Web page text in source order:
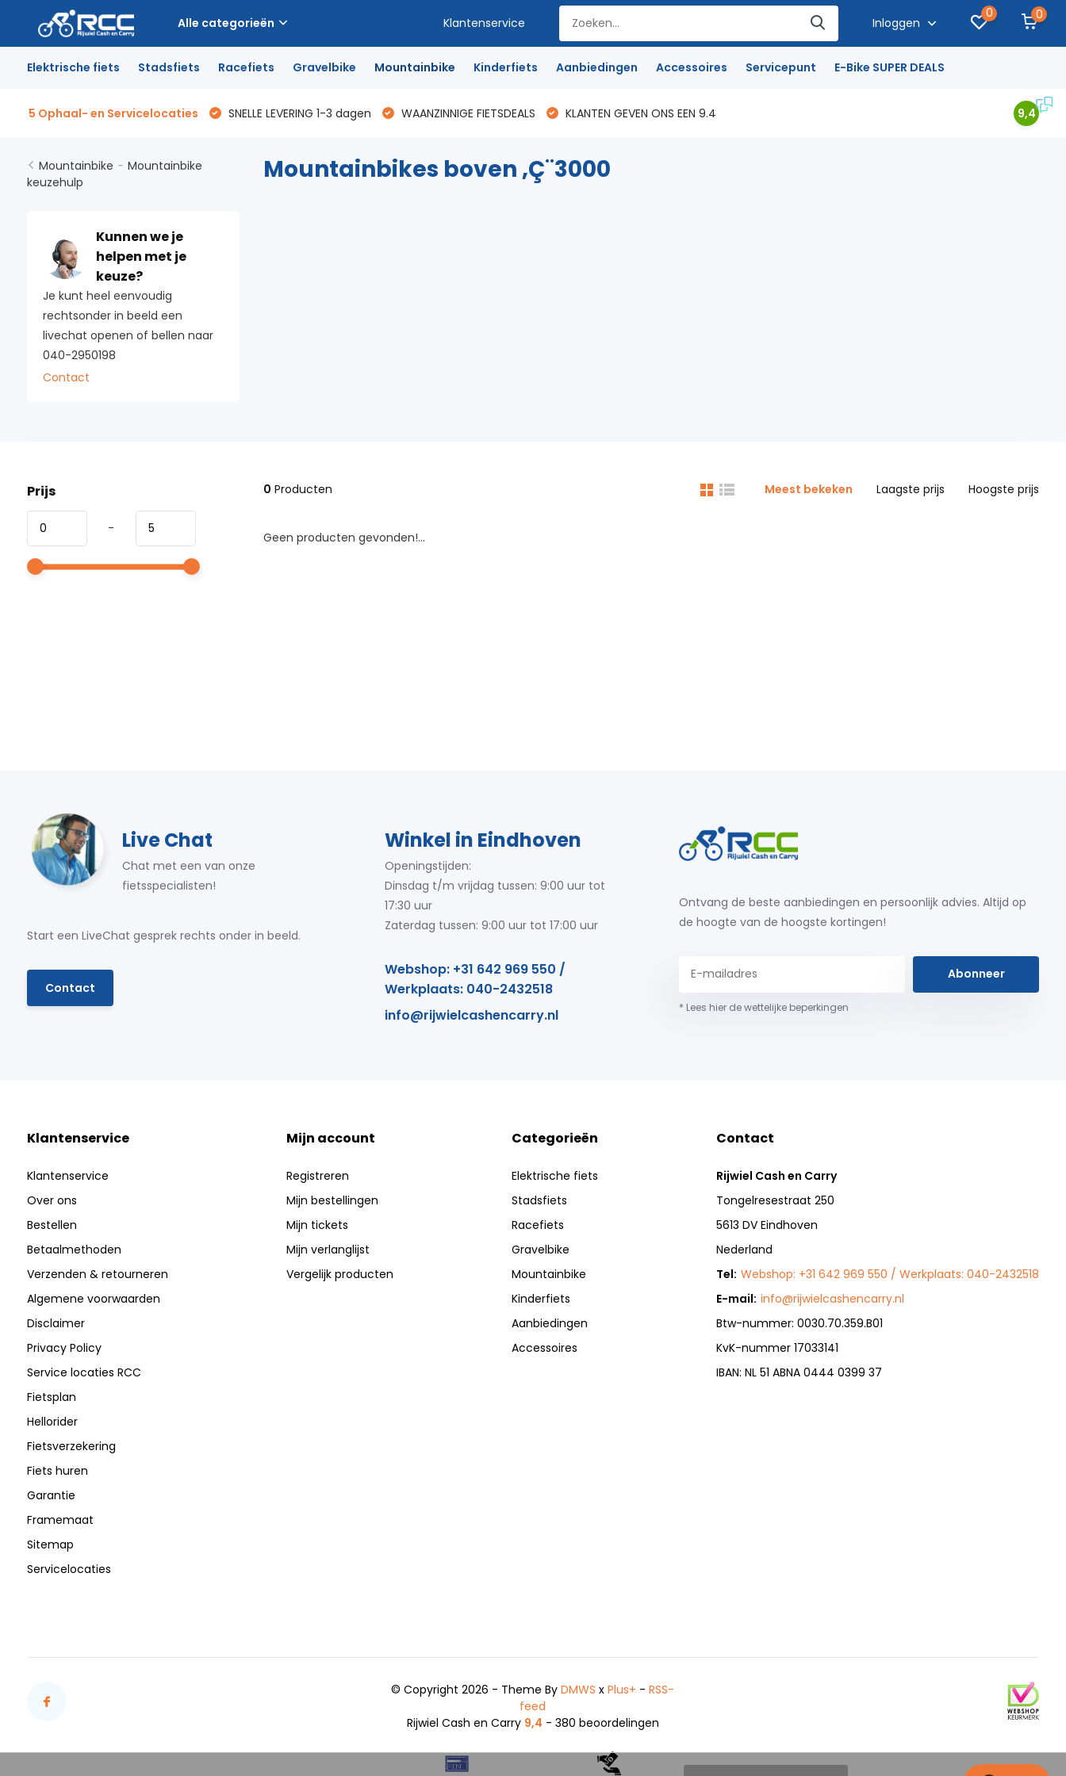
Alle categorieën Klantenservice Inloggen
0 0
Elektrische fiets Stadsfiets Racefiets Gravelbike Mountainbike Kinderfiets Aanbiedingen Accessoires Servicepunt E-Bike SUPER DEALS
5 Ophaal- en Servicelocaties SNELLE LEVERING 1-3 dagen WAANZINNIGE FIETSDEALS KLANTEN GEVEN ONS EEN 9.4 9,4
Mountainbike - Mountainbike
keuzehulp
Kunnen we je
helpen met je
keuze?
Je kunt heel eenvoudig
rechtsonder in beeld een
livechat openen of bellen naar
040-2950198
Contact
Mountainbikes boven ‚Ç¨3000
Prijs
-
0 Producten Meest bekeken Laagste prijs Hoogste prijs
Geen producten gevonden!...
Live Chat
Chat met een van onze
fietsspecialisten!
Start een LiveChat gesprek rechts onder in beeld.
Contact
Winkel in Eindhoven
Openingstijden:
Dinsdag t/m vrijdag tussen: 9:00 uur tot
17:30 uur
Zaterdag tussen: 9:00 uur tot 17:00 uur
Webshop: +31 642 969 550 /
Werkplaats: 040-2432518
info@rijwielcashencarry.nl
Ontvang de beste aanbiedingen en persoonlijk advies. Altijd op
de hoogte van de hoogste kortingen!
Abonneer
* Lees hier de wettelijke beperkingen
Klantenservice
Klantenservice
Over ons
Bestellen
Betaalmethoden
Verzenden & retourneren
Algemene voorwaarden
Disclaimer
Privacy Policy
Service locaties RCC
Fietsplan
Hellorider
Fietsverzekering
Fiets huren
Garantie
Framemaat
Sitemap
Servicelocaties
Mijn account
Registreren
Mijn bestellingen
Mijn tickets
Mijn verlanglijst
Vergelijk producten
Categorieën
Elektrische fiets
Stadsfiets
Racefiets
Gravelbike
Mountainbike
Kinderfiets
Aanbiedingen
Accessoires
Contact
Rijwiel Cash en Carry
Tongelresestraat 250
5613 DV Eindhoven
Nederland
Tel: Webshop: +31 642 969 550 / Werkplaats: 040-2432518
E-mail: info@rijwielcashencarry.nl
Btw-nummer: 0030.70.359.B01
KvK-nummer 17033141
IBAN: NL 51 ABNA 0444 0399 37
© Copyright 2026 - Theme ByDMWS xPlus+ -RSS-
feed
Rijwiel Cash en Carry 9,4 - 380 beoordelingen